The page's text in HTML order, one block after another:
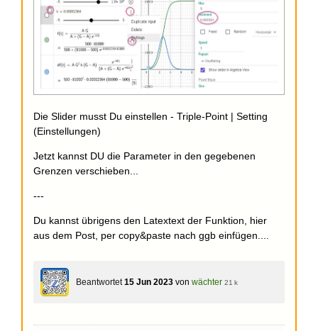
Die Slider musst Du einstellen - Triple-Point | Setting
(Einstellungen)
Jetzt kannst DU die Parameter in den gegebenen
Grenzen verschieben...
---
Du kannst übrigens den Latextext der Funktion, hier
aus dem Post, per copy&paste nach ggb einfügen....
Beantwortet 15 Jun 2023 von wächter 21 k